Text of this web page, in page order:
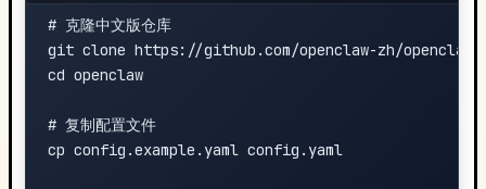
# 克隆中文版仓库
git clone https://github.com/openclaw-zh/
cd openclaw
# 复制配置文件
cp config.example.yaml config.yaml